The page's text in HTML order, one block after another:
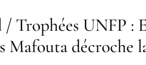
/ Trophées UNFP :
Mafouta décroche